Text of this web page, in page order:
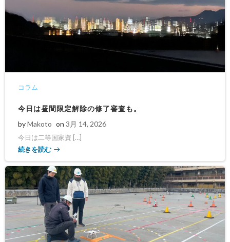
コラム
今日は昼間限定解除の修了審査も。
byMakoto on 3月 14, 2026
今日は二等国家資 […]
続きを読む